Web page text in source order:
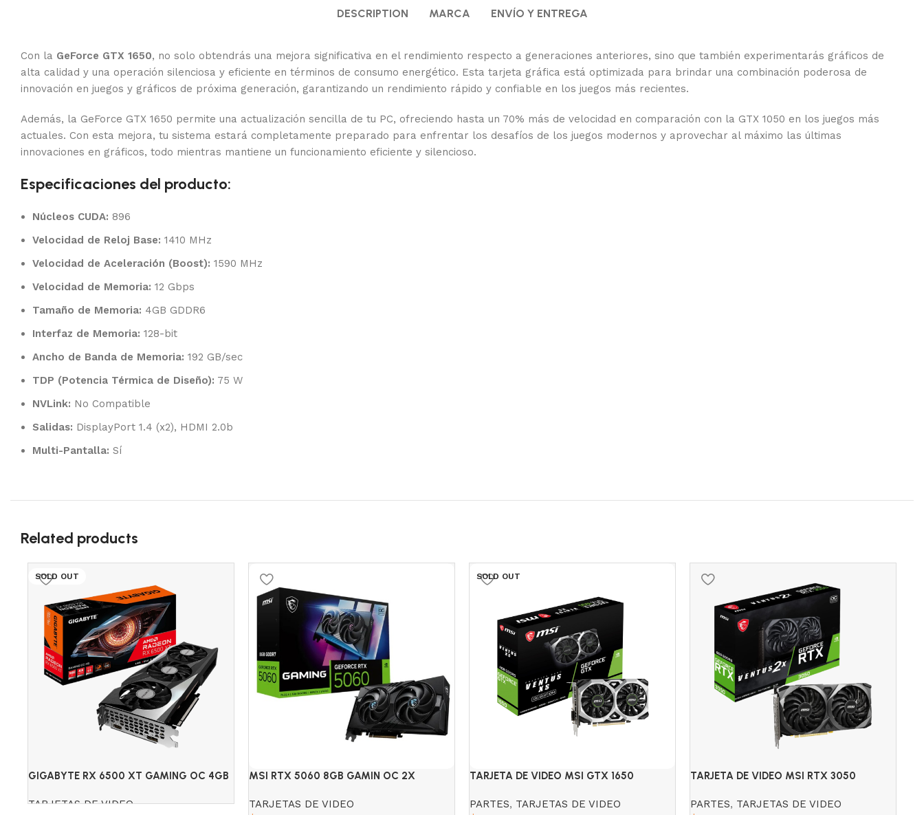
DESCRIPTION MARCA ENVÍO Y ENTREGA
Con la GeForce GTX 1650, no solo obtendrás una mejora significativa en el rendimiento respecto a generaciones anteriores, sino que también experimentarás gráficos de
alta calidad y una operación silenciosa y eficiente en términos de consumo energético. Esta tarjeta gráfica está optimizada para brindar una combinación poderosa de
innovación en juegos y gráficos de próxima generación, garantizando un rendimiento rápido y confiable en los juegos más recientes.
Además, la GeForce GTX 1650 permite una actualización sencilla de tu PC, ofreciendo hasta un 70% más de velocidad en comparación con la GTX 1050 en los juegos más
actuales. Con esta mejora, tu sistema estará completamente preparado para enfrentar los desafíos de los juegos modernos y aprovechar al máximo las últimas
innovaciones en gráficos, todo mientras mantiene un funcionamiento eficiente y silencioso.
Especificaciones del producto:
Núcleos CUDA: 896
Velocidad de Reloj Base: 1410 MHz
Velocidad de Aceleración (Boost): 1590 MHz
Velocidad de Memoria: 12 Gbps
Tamaño de Memoria: 4GB GDDR6
Interfaz de Memoria: 128-bit
Ancho de Banda de Memoria: 192 GB/sec
TDP (Potencia Térmica de Diseño): 75 W
NVLink: No Compatible
Salidas: DisplayPort 1.4 (x2), HDMI 2.0b
Multi-Pantalla: Sí
Related products
SOLD OUT
GIGABYTE RX 6500 XT GAMING OC 4GB
TARJETAS DE VIDEO
MSI RTX 5060 8GB GAMIN OC 2X
TARJETAS DE VIDEO
SOLD OUT
TARJETA DE VIDEO MSI GTX 1650
PARTES, TARJETAS DE VIDEO
TARJETA DE VIDEO MSI RTX 3050
PARTES, TARJETAS DE VIDEO